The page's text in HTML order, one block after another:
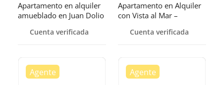
Apartamento en alquiler
amueblado en Juan Dolio
Cuenta verificada
Apartamento en Alquiler
con Vista al Mar –
Cuenta verificada